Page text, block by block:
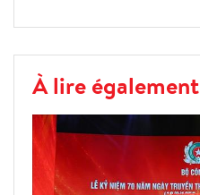
À lire également